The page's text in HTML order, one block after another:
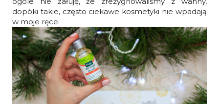
dopóki takie, często ciekawe kosmetyki nie wpadają
w moje ręce.